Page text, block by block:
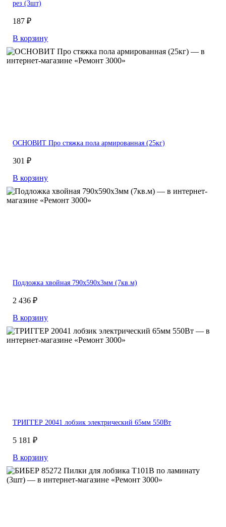
рез (3шт)
187 ₽
В корзину
ОСНОВИТ Про стяжка пола армированная (25кг)
301 ₽
В корзину
Подложка хвойная 790х590х3мм (7кв.м)
2 436 ₽
В корзину
ТРИГГЕР 20041 лобзик электрический 65мм 550Вт
5 181 ₽
В корзину